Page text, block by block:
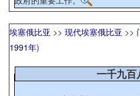
埃塞俄比亚 >> 现代埃塞俄比亚 >>
1991年)
一千九百